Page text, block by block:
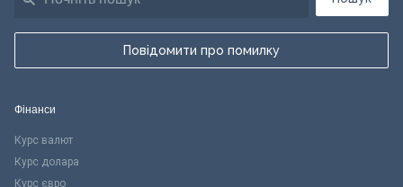
Повідомити про помилку
Фінанси
Курс валют
Курс долара
Курс євро